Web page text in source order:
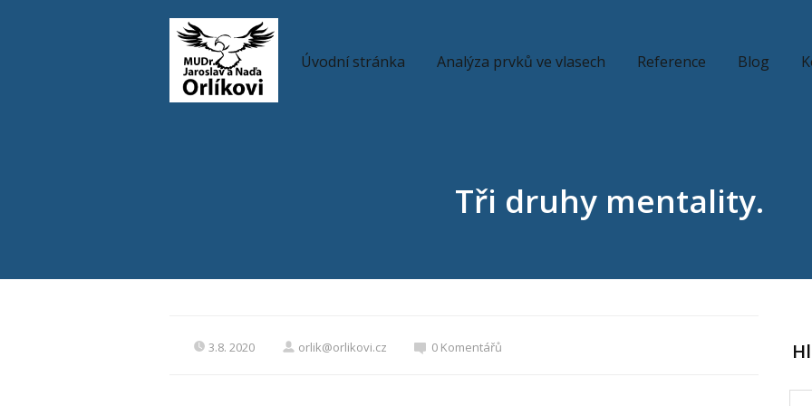
Úvodní stránka Analýza prvků ve vlasech Reference Blog
Tři druhy mentality.
3.8. 2020 orlik@orlikovi.cz 0 Komentářů